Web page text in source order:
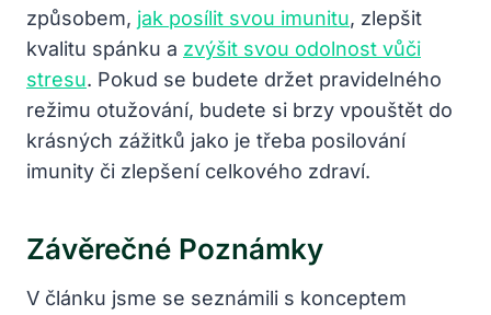
způsobem, jak posílit svou imunitu, zlepšit
kvalitu spánku a zvýšit svou odolnost vůči
stresu. Pokud se budete držet pravidelného
režimu otužování, budete si brzy vpouštět do
krásných zážitků jako je třeba posilování
imunity či zlepšení celkového zdraví.
Závěrečné Poznámky
V článku jsme se seznámili s konceptem